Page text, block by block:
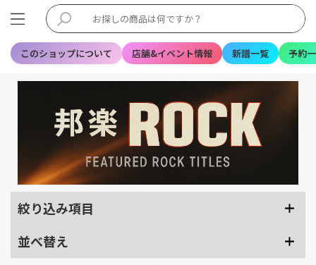
このショップについて 店舗&イベント情報 新譜一覧 予約
絞り込み項目
並べ替え